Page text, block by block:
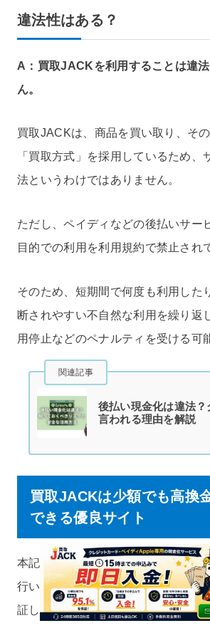
違法性はある？
A：買取JACKを利用することは違
ん。
買取JACKは、商品を買い取り、そ
「買取方式」を採用しているため、
法というわけではありません。
ただし、ペイディなどの後払いサー
目的での利用を利用規約で禁止され
そのため、短期間で何度も利用した
断されやすい不自然な利用を繰り返
用停止などのペナルティを受ける可
関連記事
後払い現金化は違法？
言われる理由を解説
買取JACKは少額でも高換
できる優良サイト
本記事では、編集部が実際に買取
行い、換金率や振込スピード、安全
証しました。